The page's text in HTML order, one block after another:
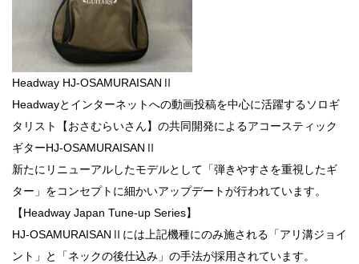
Headway HJ-OSAMURAISANⅡ
Headwayとインターネットへの動画投稿を中心に活躍するソロギ
タリスト【おさむらいさん】の共同開発によるアコースティック
ギターHJ-OSAMURAISANⅡ
新たにリニューアルしたモデルとして「弾きやすさを重視したギ
ター」をコンセプトに細かいアップデートが行われています。
【Headway Japan Tune-up Series】
HJ-OSAMURAISANⅡには上記機種にのみ施される「アリ溝ジョイ
ント」と「ネックの後仕込み」の手法が採用されています。